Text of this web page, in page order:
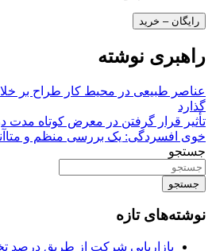
رایگان – خرید
راهبری نوشته
عناصر طبیعی در محیط کار طراح بر
گذارد
تأثیر قرار گرفتن در معرض کوتاه
خوی افسردگی: یک بررسی منظم و
جستجو
جستجو
نوشته‌های تازه
بازاریابی شرکت از طریق درصد